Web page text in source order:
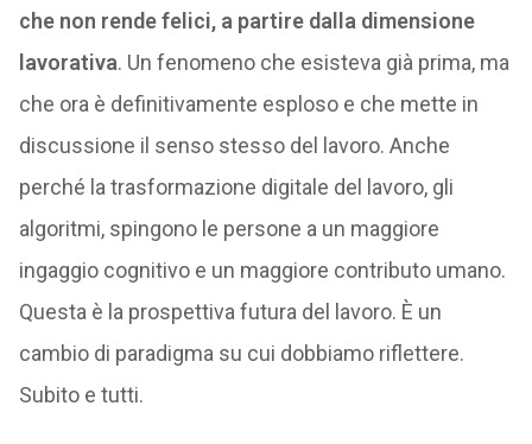
che non rende felici, a partire dalla dimensione
lavorativa. Un fenomeno che esisteva già prima, ma
che ora è definitivamente esploso e che mette in
discussione il senso stesso del lavoro. Anche
perché la trasformazione digitale del lavoro, gli
algoritmi, spingono le persone a un maggiore
ingaggio cognitivo e un maggiore contributo umano.
Questa è la prospettiva futura del lavoro. È un
cambio di paradigma su cui dobbiamo riflettere.
Subito e tutti.